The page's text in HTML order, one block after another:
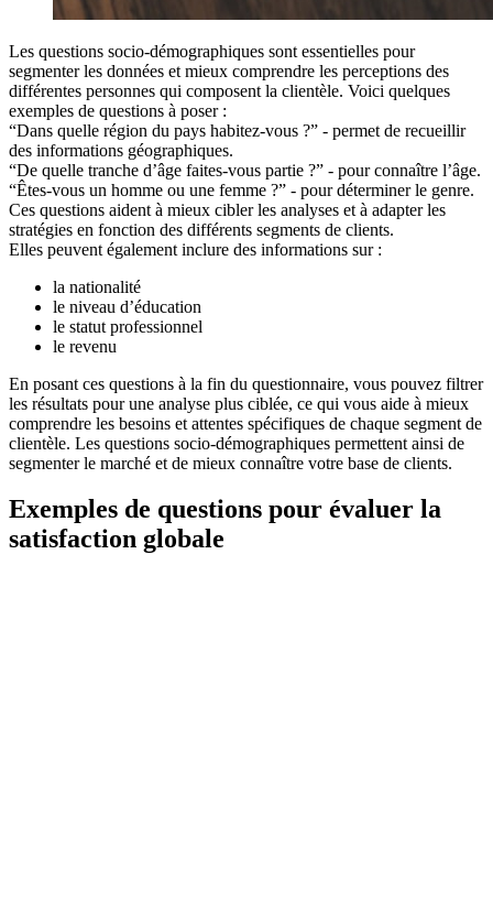
Les questions socio-démographiques sont essentielles pour
segmenter les données et mieux comprendre les perceptions des
différentes personnes qui composent la clientèle. Voici quelques
exemples de questions à poser :
“Dans quelle région du pays habitez-vous ?” - permet de recueillir
des informations géographiques.
“De quelle tranche d’âge faites-vous partie ?” - pour connaître l’âge.
“Êtes-vous un homme ou une femme ?” - pour déterminer le genre.
Ces questions aident à mieux cibler les analyses et à adapter les
stratégies en fonction des différents segments de clients.
Elles peuvent également inclure des informations sur :
la nationalité
le niveau d’éducation
le statut professionnel
le revenu
En posant ces questions à la fin du questionnaire, vous pouvez filtrer
les résultats pour une analyse plus ciblée, ce qui vous aide à mieux
comprendre les besoins et attentes spécifiques de chaque segment de
clientèle. Les questions socio-démographiques permettent ainsi de
segmenter le marché et de mieux connaître votre base de clients.
Exemples de questions pour évaluer la
satisfaction globale